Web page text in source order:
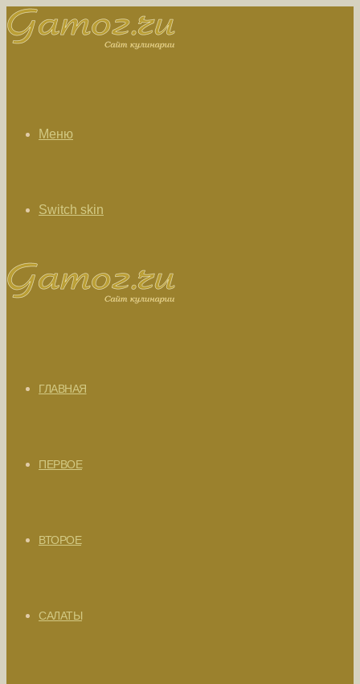
Меню
Switch skin
ГЛАВНАЯ
ПЕРВОЕ
ВТОРОЕ
САЛАТЫ